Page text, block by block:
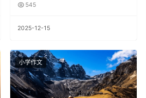
545
2025-12-15
小学作文